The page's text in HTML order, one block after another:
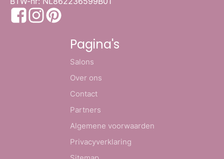
Pagina's
Salons
Over ons
Contact
Partners
Algemene voorwaarden
Privacyverklaring